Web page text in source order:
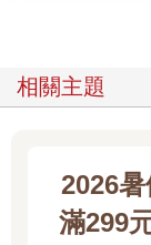
相關主題
2026
滿299